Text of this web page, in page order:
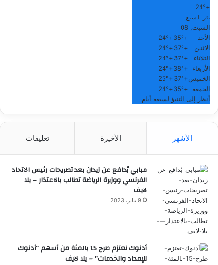
+
24°
بئر السبع
السبت, 08
الأحد
+
35°
+
24°
الاثنين
+
37°
+
24°
الثلاثاء
+
37°
+
24°
الأربعاء
+
38°
+
24°
الخميس+
37°
+
25°
الجمعة
+
35°
+
24°
أنظر إلى التنبؤ لسبعة أيام
الأشهر الأخيرة تعليقات
مبابي يُدافع عن زيدان بعد تصريحات رئيس الاتحاد
الفرنسي ووزيرة الرياضة تطالب بالاعتذار – يلا
لايف
9 يناير، 2023
أدنوك تعتزم طرح 15 بالمئة من أسهم “أدنوك
للإمداد والخدمات” – يلا لايف